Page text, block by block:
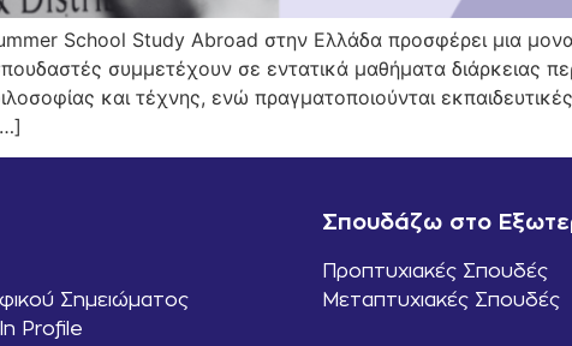
School Study Abroad στην Ελλάδα προσφέρει μια
συμμετέχουν σε εντατικά μαθήματα διάρκειας
και τέχνης, ενώ πραγματοποιούνται
Σημειώματος
Profile
Σπουδάζω στο
Προπτυχιακές Σπουδές
Μεταπτυχιακές Σπουδές